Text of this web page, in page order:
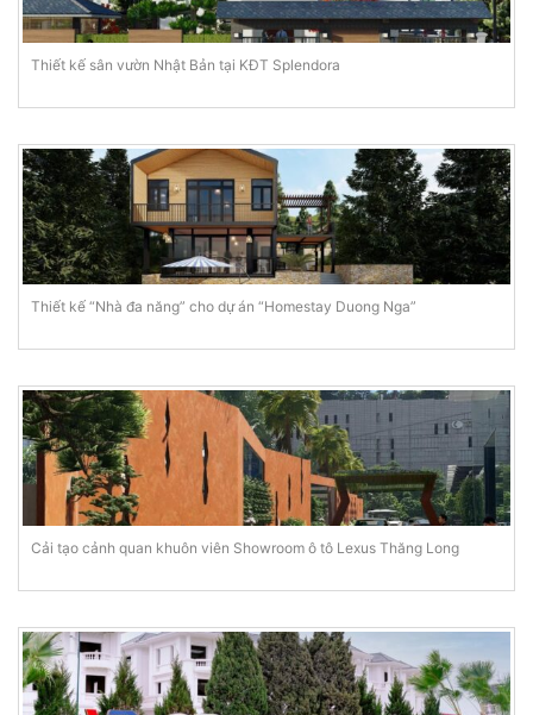
Thiết kế sân vườn Nhật Bản tại KĐT Splendora
Thiết kế “Nhà đa năng” cho dự án “Homestay Duong Nga”
Cải tạo cảnh quan khuôn viên Showroom ô tô Lexus Thăng Long